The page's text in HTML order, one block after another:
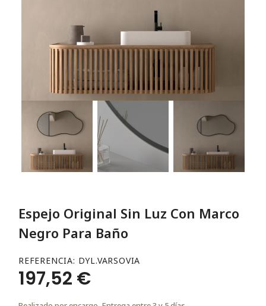
Espejo Original Sin Luz Con Marco
Negro Para Baño
REFERENCIA DYL.VARSOVIA
197,52 €